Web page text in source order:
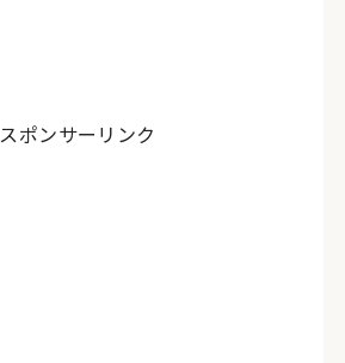
スポンサーリンク